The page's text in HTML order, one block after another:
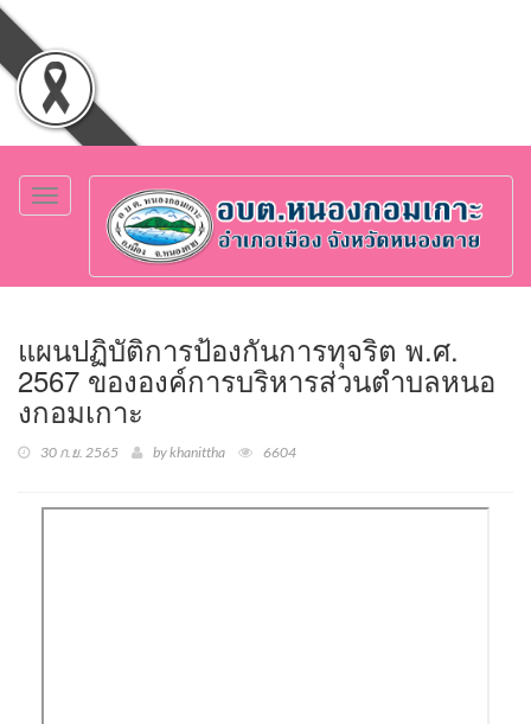
Toggle
navigation
แผนปฏิบัติการป้องกันการทุจริต พ.ศ.
2567 ขององค์การบริหารส่วนตำบลหนอ
งกอมเกาะ
30 ก.ย. 2565 by khanittha 6604